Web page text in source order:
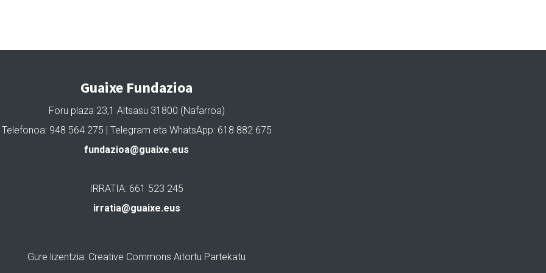
Guaixe Fundazioa
Foru plaza 23,1 Altsasu 31800 (Nafarroa)
Telefonoa: 948 564 275 | Telegram eta WhatsApp: 618 882 675
fundazioa@guaixe.eus
IRRATIA: 661 523 245
irratia@guaixe.eus
Gure lizentzia: Creative Commons Aitortu Partekatu